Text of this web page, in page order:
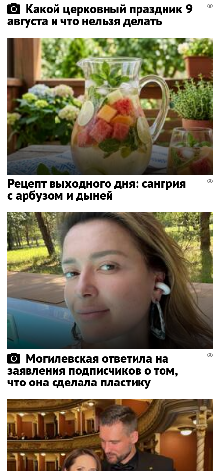
Какой церковный праздник 9
августа и что нельзя делать
Рецепт выходного дня: сангрия
с арбузом и дыней
Могилевская ответила на
заявления подписчиков о том,
что она сделала пластику